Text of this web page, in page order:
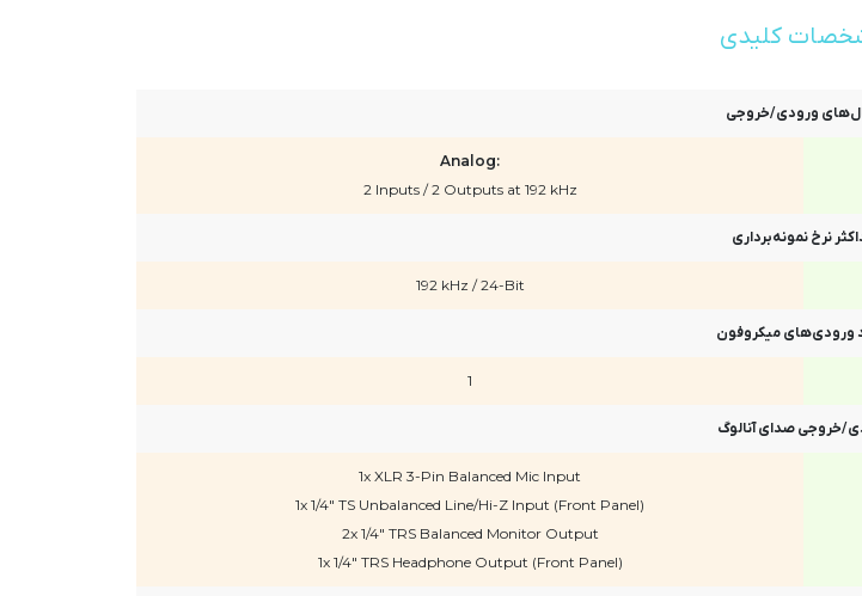
کلیدی
ورودی/خروجی
Analog:
2 Inputs / 2 Outputs at 192 kHz
نرخ نمونه‌برداری
192 kHz / 24-Bit
ورودی‌های میکروفون
1
خروجی صدای آنالوگ
1x XLR 3-Pin Balanced Mic Input
1x 1/4" TS Unbalanced Line/Hi-Z Input (Front Panel)
2x 1/4" TRS Balanced Monitor Output
1x 1/4" TRS Headphone Output (Front Panel)